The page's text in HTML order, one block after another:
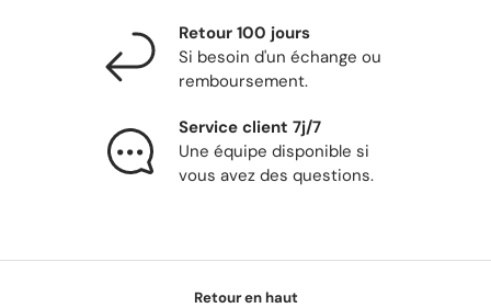
Retour 100 jours
Si besoin d'un échange ou
remboursement.
Service client 7j/7
Une équipe disponible si
vous avez des questions.
Retour en haut